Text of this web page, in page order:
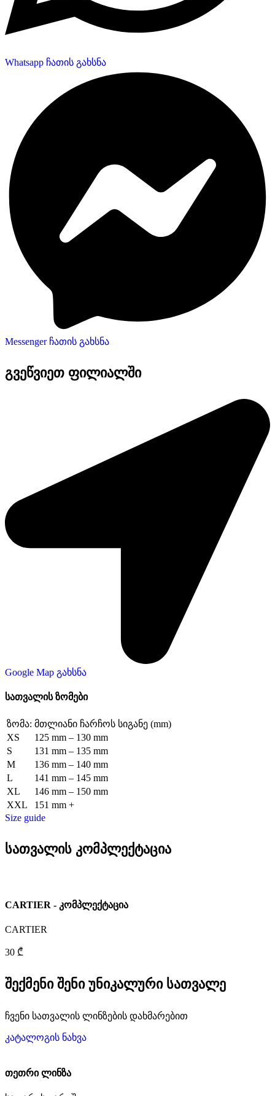
Whatsapp ჩათის გახსნა
Messenger ჩათის გახსნა
გვეწვიეთ ფილიალში​
Google Map გახსნა
სათვალის ზომები
ზომა: მთლიანი ჩარჩოს სიგანე (mm)
XS
125 mm – 130 mm
S
131 mm – 135 mm
M
136 mm – 140 mm
L
141 mm – 145 mm
XL
146 mm – 150 mm
XXL
151 mm +
Size guide
სათვალის კომპლექტაცია
CARTIER - კომპლექტაცია
CARTIER
30 ₾
შექმენი შენი უნიკალური სათვალე
ჩვენი სათვალის ლინზების დახმარებით
კატალოგის ნახვა
თეთრი ლინზა